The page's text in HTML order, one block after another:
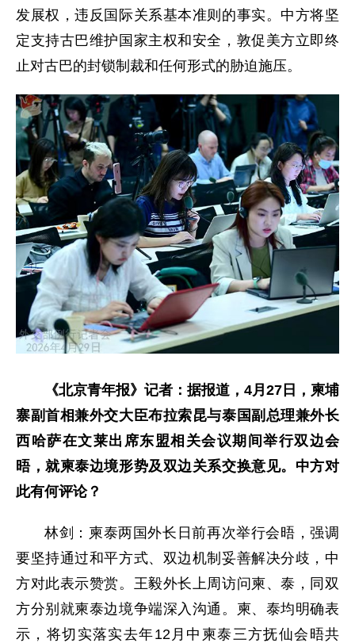
发展权，违反国际关系基本准则的事实。中方将坚
定支持古巴维护国家主权和安全，敦促美方立即终
止对古巴的封锁制裁和任何形式的胁迫施压。
《北京青年报》记者：据报道，4月27日，柬埔
寨副首相兼外交大臣布拉索昆与泰国副总理兼外长
西哈萨在文莱出席东盟相关会议期间举行双边会
晤，就柬泰边境形势及双边关系交换意见。中方对
此有何评论？
林剑：柬泰两国外长日前再次举行会晤，强调
要坚持通过和平方式、双边机制妥善解决分歧，中
方对此表示赞赏。王毅外长上周访问柬、泰，同双
方分别就柬泰边境争端深入沟通。柬、泰均明确表
示，将切实落实去年12月中柬泰三方抚仙会晤共